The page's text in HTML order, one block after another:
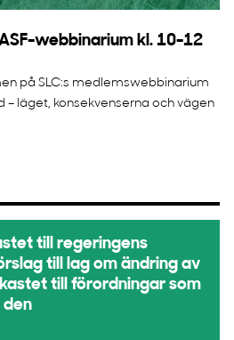
webbinarium kl. 10-12
på SLC:s medlemswebbinarium
– läget, konsekvenserna och vägen
till regeringens
till lag om ändring av
till förordningar som
den